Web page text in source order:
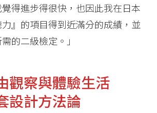
得進步得很快，也因此我在日本
』的項目得到近滿分的成績，並
的二級檢定。」
觀察與體驗生活
設計方法論